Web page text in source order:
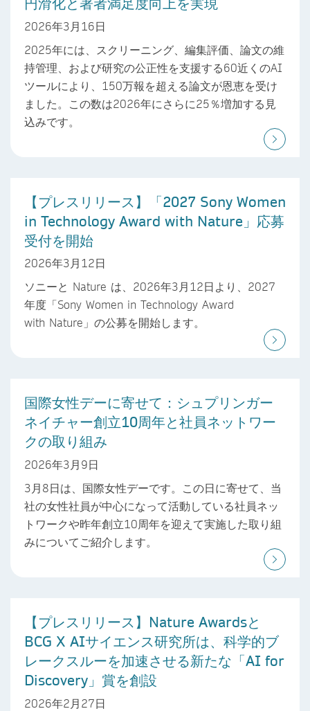
2026年3月16日
2025年には、スクリーニング、編集評価、論文の維
持管理、および研究の公正性を支援する60近くのAI
ツールにより、150万報を超える論文が恩恵を受け
ました。この数は2026年にさらに25％増加する見
込みです。
【プレスリリース】「2027 Sony Women
in Technology Award with Nature」応募
受付を開始
2026年3月12日
ソニーと Nature は、2026年3月12日より、2027
年度「Sony Women in Technology Award
with Nature」の公募を開始します。
国際女性デーに寄せて：シュプリンガー
ネイチャー創立10周年と社員ネットワー
クの取り組み
2026年3月9日
3月8日は、国際女性デーです。この日に寄せて、当
社の女性社員が中心になって活動している社員ネッ
トワークや昨年創立10周年を迎えて実施した取り組
みについてご紹介します。
【プレスリリース】Nature Awardsと
BCG X AIサイエンス研究所は、科学的ブ
レークスルーを加速させる新たな「AI for
Discovery」賞を創設
2026年2月27日